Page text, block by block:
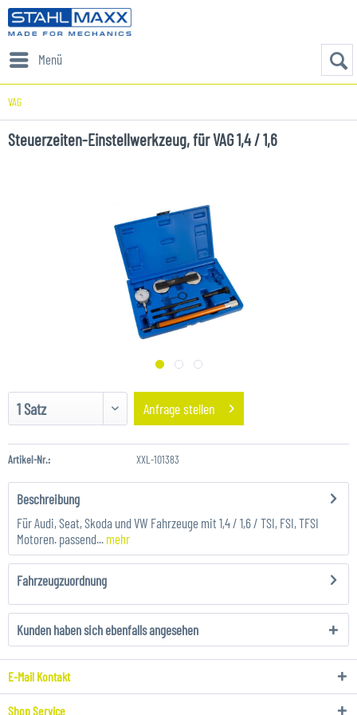
Menü
VAG
Steuerzeiten-Einstellwerkzeug, für VAG 1,4 / 1,6
Anfrage stellen
Artikel-Nr.: XXL-101383
Beschreibung
Für Audi, Seat, Skoda und VW Fahrzeuge mit 1,4 / 1,6 / TSI, FSI, TFSI
Motoren. passend... mehr
Fahrzeugzuordnung
Kunden haben sich ebenfalls angesehen
E-Mail Kontakt
Shop Service